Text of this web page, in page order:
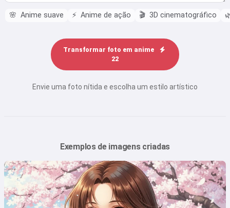
🌸 Anime suave ⚡ Anime de ação 🎬 3D cinematográfico
Transformar foto em anime
22
Envie uma foto nítida e escolha um estilo artístico
Exemplos de imagens criadas